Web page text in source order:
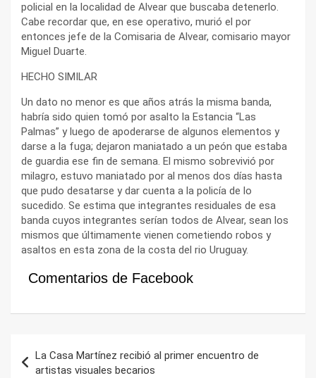
policial en la localidad de Alvear que buscaba detenerlo.
Cabe recordar que, en ese operativo, murió el por
entonces jefe de la Comisaria de Alvear, comisario mayor
Miguel Duarte.
HECHO SIMILAR
Un dato no menor es que años atrás la misma banda,
habría sido quien tomó por asalto la Estancia “Las
Palmas” y luego de apoderarse de algunos elementos y
darse a la fuga; dejaron maniatado a un peón que estaba
de guardia ese fin de semana. El mismo sobrevivió por
milagro, estuvo maniatado por al menos dos días hasta
que pudo desatarse y dar cuenta a la policía de lo
sucedido. Se estima que integrantes residuales de esa
banda cuyos integrantes serían todos de Alvear, sean los
mismos que últimamente vienen cometiendo robos y
asaltos en esta zona de la costa del rio Uruguay.
Comentarios de Facebook
de
La Casa Martínez recibió al primer encuentro de
artistas visuales becarios